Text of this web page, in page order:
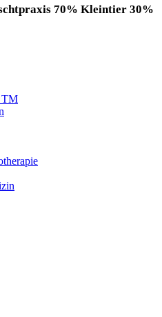
70% Kleintier 30%
TM